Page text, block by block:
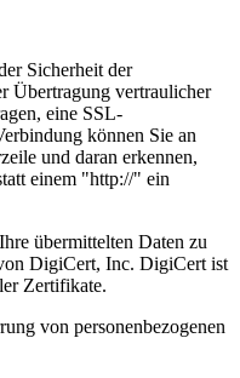
Sicherheit der
Übertragung vertraulicher
eine SSL-
können Sie an
und daran erkennen,
einem "http://" ein
übermittelten Daten zu
DigiCert, Inc. DigiCert ist
Zertifikate.
von personenbezogenen